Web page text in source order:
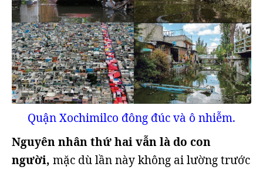
Quận Xochimilco đông đúc và ô nhiễm.
Nguyên nhân thứ hai vẫn là do con
người, mặc dù lần này không ai lường trước